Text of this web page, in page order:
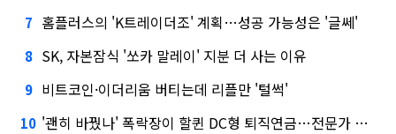
7 홈플러스의 'K트레이더조' 계획…성공 가능성은 '글쎄'
8 SK, 자본잠식 '쏘카 말레이' 지분 더 사는 이유
9 비트코인·이더리움 버티는데 리플만 '털썩'
10 '괜히 바꿨나' 폭락장이 할퀸 DC형 퇴직연금…전문가 조언은